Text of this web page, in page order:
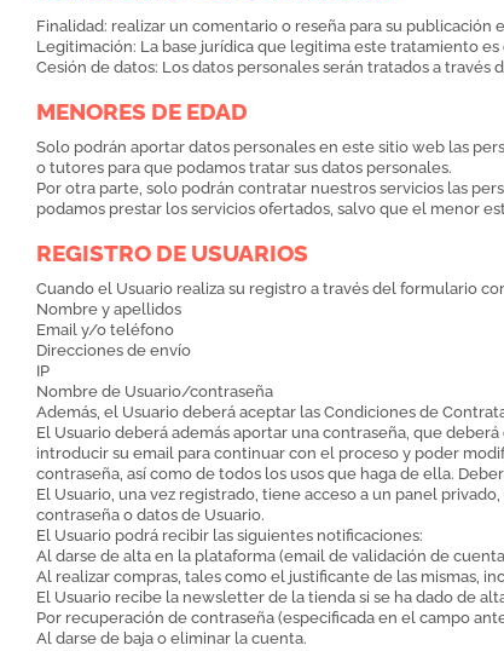
Finalidad: realizar un comentario o reseña para su publicación
Legitimación: La base jurídica que legitima este tratamiento
Cesión de datos: Los datos personales serán tratados a
MENORES DE EDAD
Solo podrán aportar datos personales en este sitio web las
o tutores para que podamos tratar sus datos personales.
Por otra parte, solo podrán contratar nuestros servicios las
podamos prestar los servicios ofertados, salvo que el menor
REGISTRO DE USUARIOS
Cuando el Usuario realiza su registro a través del formulario
Nombre y apellidos
Email y/o teléfono
Direcciones de envío
IP
Nombre de Usuario/contraseña
Además, el Usuario deberá aceptar las Condiciones de
El Usuario deberá además aportar una contraseña, que
introducir su email para continuar con el proceso y poder
contraseña, así como de todos los usos que haga de ella.
El Usuario, una vez registrado, tiene acceso a un panel
contraseña o datos de Usuario.
El Usuario podrá recibir las siguientes notificaciones:
Al darse de alta en la plataforma (email de validación de
Al realizar compras, tales como el justificante de las mismas,
El Usuario recibe la newsletter de la tienda si se ha dado de
Por recuperación de contraseña (especificada en el campo
Al darse de baja o eliminar la cuenta.